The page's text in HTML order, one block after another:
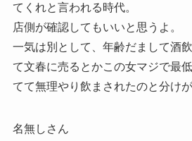
てくれと言われる時代。
店側が確認してもいいと思うよ。
一気は別として、年齢だまして酒
て文春に売るとかこの女マジで最
てて無理やり飲まされたのと分けが
名無しさん